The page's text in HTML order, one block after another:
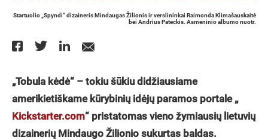
Startuolio „Spyndi“ dizaineris Mindaugas Žilionis ir verslininkai Raimonda Klimašauskaitė
bei Andrius Pateckis. Asmeninio albumo nuotr.
„Tobula kėdė“ – tokiu šūkiu didžiausiame
amerikietiškame kūrybinių idėjų paramos portale „
Kickstarter.com“ pristatomas vieno žymiausių lietuvių
dizainerių Mindaugo Žilionio sukurtas baldas.